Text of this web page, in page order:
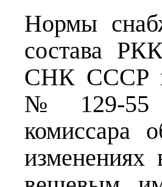
Нормы
состава
СНК СССР
№ 129-55 и